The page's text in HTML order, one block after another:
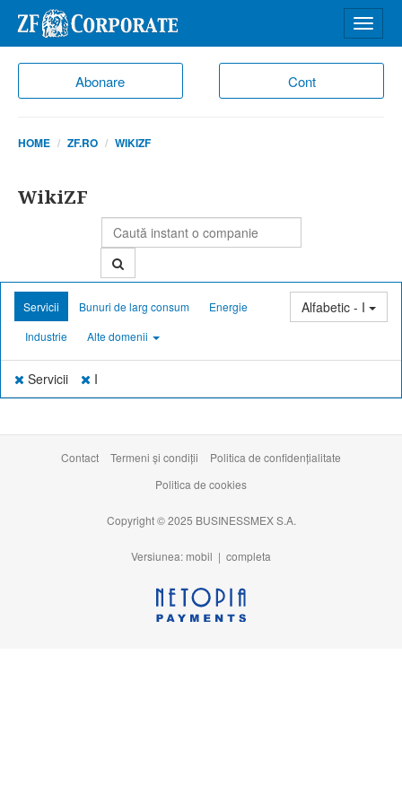
Abonare Cont
meniu
HOME ZF.RO WIKIZF
WikiZF
Alfabetic - I
Servicii Bunuri de larg consum
Energie
Industrie
Alte domenii
Servicii I
Contact Termeni şi condiţii
Politica de confidențialitate
Politica de cookies
Copyright © 2025 BUSINESSMEX S.A.
Versiunea: mobil | completa